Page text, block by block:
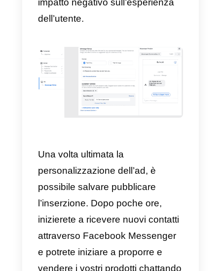
saluto e alcune domande che le
rivolgere alla tua azienda
2)
Messaggio di benvenuto
personalizzato:
questa opzione
(consigliata)permette di creare
video, pulsanti e molto altro alla
tua esperienza di benvenuto.
Particolarmente interessante è la
scelta tra F.A.Q., pulsanti e
risposte rapide: queste tre
funzionalità permettono di